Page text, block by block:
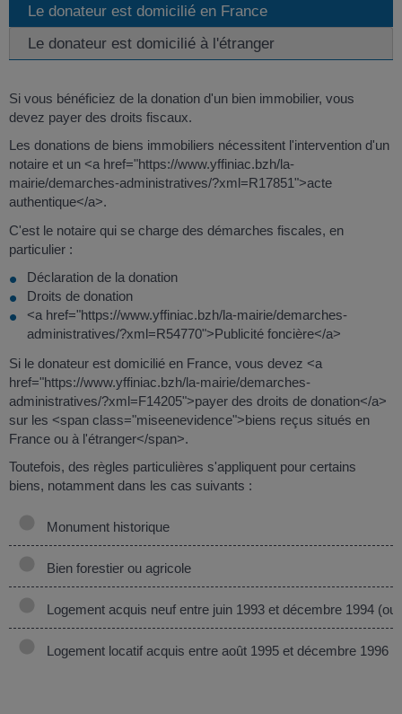
Le donateur est domicilié en France
Le donateur est domicilié à l'étranger
Si vous bénéficiez de la donation d'un bien immobilier, vous
devez payer des droits fiscaux.
Les donations de biens immobiliers nécessitent l'intervention d'un
notaire et un <a href="https://www.yffiniac.bzh/la-
mairie/demarches-administratives/?xml=R17851">acte
authentique</a>.
C'est le notaire qui se charge des démarches fiscales, en
particulier :
Déclaration de la donation
Droits de donation
<a href="https://www.yffiniac.bzh/la-mairie/demarches-
administratives/?xml=R54770">Publicité foncière</a>
Si le donateur est domicilié en France, vous devez <a
href="https://www.yffiniac.bzh/la-mairie/demarches-
administratives/?xml=F14205">payer des droits de donation</a>
sur les <span class="miseenevidence">biens reçus situés en
France ou à l'étranger</span>.
Toutefois, des règles particulières s'appliquent pour certains
biens, notamment dans les cas suivants :
Monument historique
Bien forestier ou agricole
Logement acquis neuf entre juin 1993 et décembre 1994
Logement locatif acquis entre août 1995 et décembre 1996